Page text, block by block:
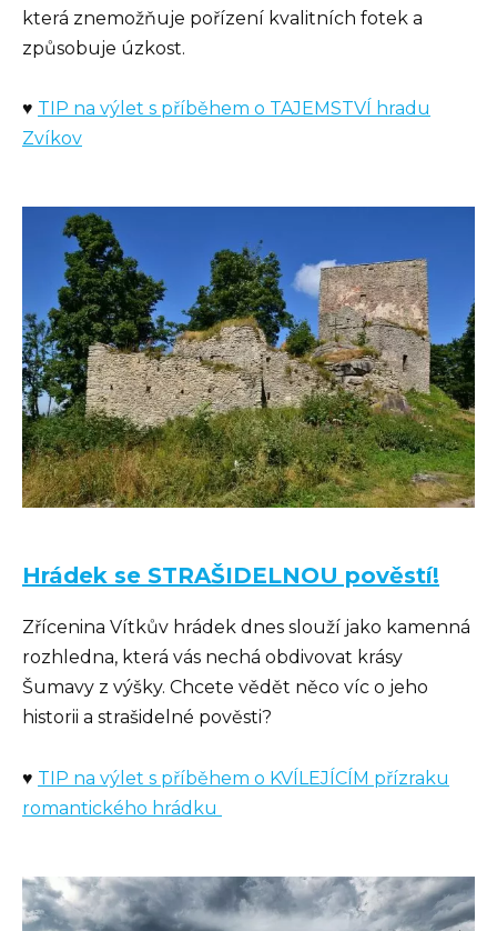
která znemožňuje pořízení kvalitních fotek a
způsobuje úzkost.
♥ TIP na výlet s příběhem o TAJEMSTVÍ hradu
Zvíkov
Hrádek se STRAŠIDELNOU pověstí!
Zřícenina Vítkův hrádek dnes slouží jako kamenná
rozhledna, která vás nechá obdivovat krásy
Šumavy z výšky. Chcete vědět něco víc o jeho
historii a strašidelné pověsti?
♥ TIP na výlet s příběhem o KVÍLEJÍCÍM přízraku
romantického hrádku